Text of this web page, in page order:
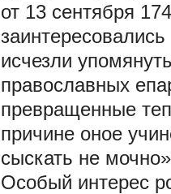
от 13 сентября
исчезли
православных
превращенные
причине оное
сыскать не
Особый интерес